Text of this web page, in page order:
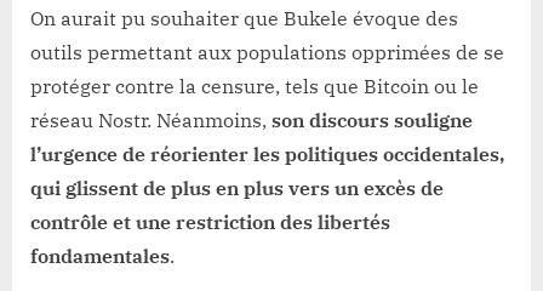
On aurait pu souhaiter que Bukele évoque des
outils permettant aux populations opprimées de se
protéger contre la censure, tels que Bitcoin ou le
réseau Nostr. Néanmoins, son discours souligne
l’urgence de réorienter les politiques occidentales,
qui glissent de plus en plus vers un excès de
contrôle et une restriction des libertés
fondamentales.